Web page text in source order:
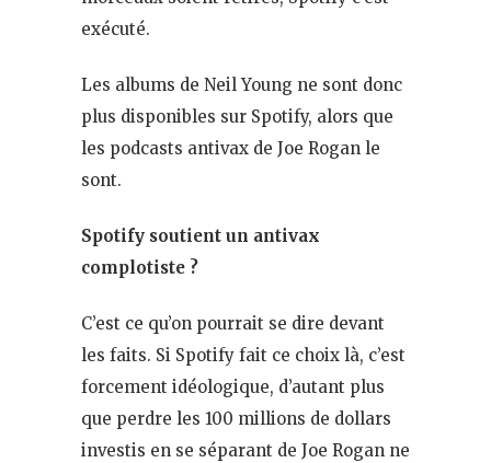
exécuté.
Les albums de Neil Young ne sont donc
plus disponibles sur Spotify, alors que
les podcasts antivax de Joe Rogan le
sont.
Spotify soutient un antivax
complotiste ?
C’est ce qu’on pourrait se dire devant
les faits. Si Spotify fait ce choix là, c’est
forcement idéologique, d’autant plus
que perdre les 100 millions de dollars
investis en se séparant de Joe Rogan ne